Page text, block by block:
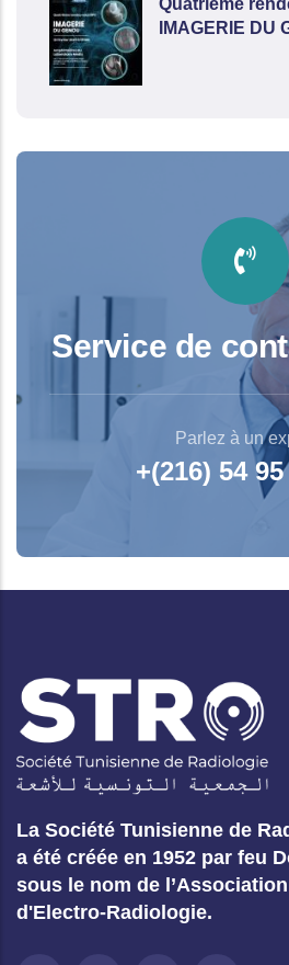
IMAGERIE DU
Service de
Parlez à un
+(216) 54
La Société Tunisienne de
a été créée en 1952 par feu
sous le nom de
d'Electro-Radiologie.